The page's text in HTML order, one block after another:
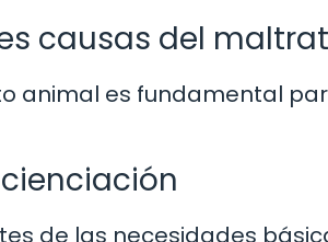
causas del
animal es fundamental
de las necesidades